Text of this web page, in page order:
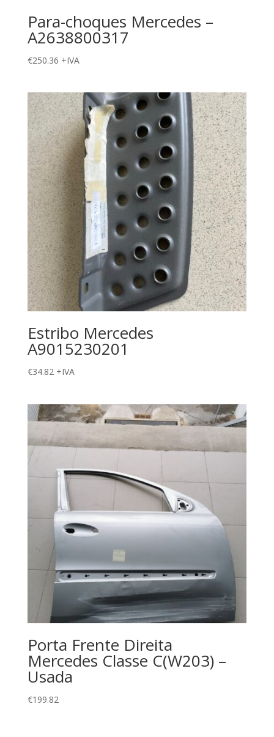
Para-choques Mercedes –
A2638800317
€250.36 +IVA
Estribo Mercedes
A9015230201
€34.82 +IVA
Porta Frente Direita
Mercedes Classe C(W203) –
Usada
€199.82